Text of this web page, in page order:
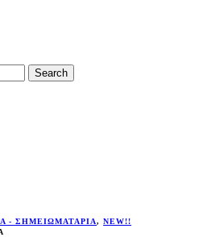
- ΣΗΜΕΙΩΜΑΤΑΡΙΑ,NEW!!